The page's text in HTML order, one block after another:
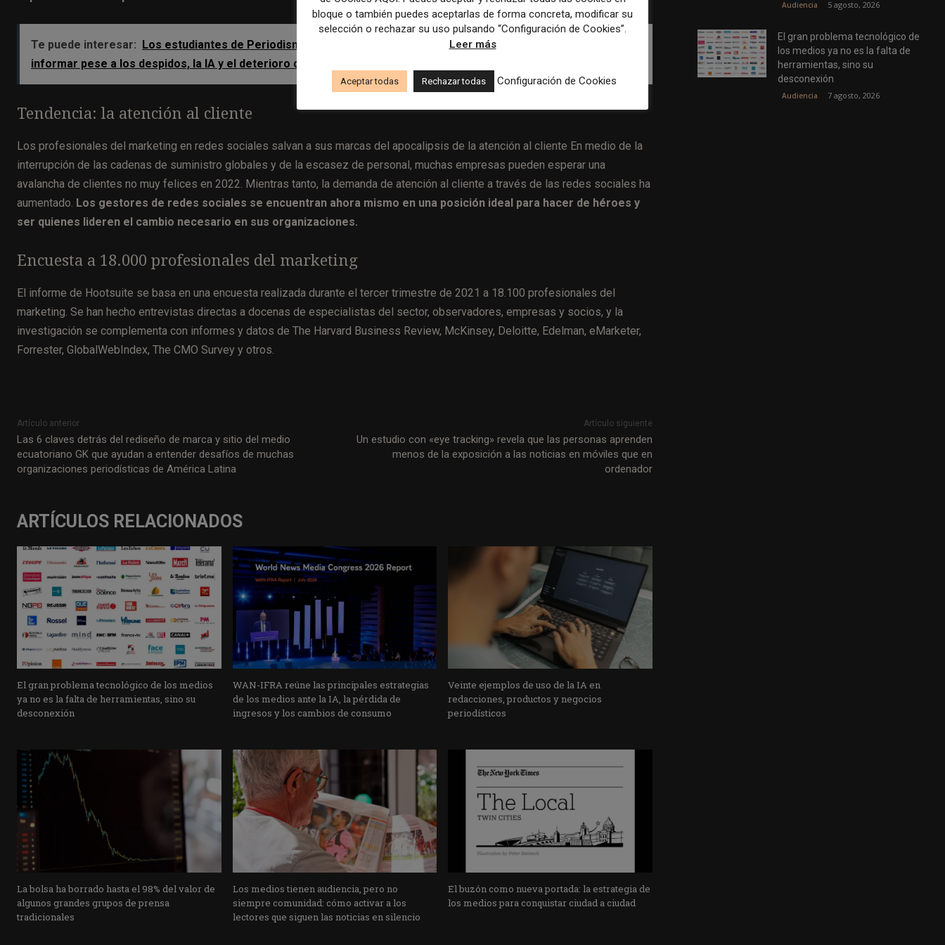
Te puede interesar: Los estudiantes de Periodismo desafían la crisis del sector y mantienen su apuesta por
informar pese a los despidos, la IA y el deterioro de los medios
Tendencia: la atención al cliente
Los profesionales del marketing en redes sociales salvan a sus marcas del apocalipsis de la atención al cliente En medio de la
interrupción de las cadenas de suministro globales y de la escasez de personal, muchas empresas pueden esperar una
avalancha de clientes no muy felices en 2022. Mientras tanto, la demanda de atención al cliente a través de las redes sociales ha
aumentado. Los gestores de redes sociales se encuentran ahora mismo en una posición ideal para hacer de héroes y
ser quienes lideren el cambio necesario en sus organizaciones.
Encuesta a 18.000 profesionales del marketing
El informe de Hootsuite se basa en una encuesta realizada durante el tercer trimestre de 2021 a 18.100 profesionales del
marketing. Se han hecho entrevistas directas a docenas de especialistas del sector, observadores, empresas y socios, y la
investigación se complementa con informes y datos de The Harvard Business Review, McKinsey, Deloitte, Edelman, eMarketer,
Forrester, GlobalWebIndex, The CMO Survey y otros.
Artículo anterior
Las 6 claves detrás del rediseño de marca y sitio del medio
ecuatoriano GK que ayudan a entender desafíos de muchas
organizaciones periodísticas de América Latina
Artículo siguiente
Un estudio con «eye tracking» revela que las personas aprenden
menos de la exposición a las noticias en móviles que en
ordenador
ARTÍCULOS RELACIONADOS
El gran problema tecnológico de los medios
ya no es la falta de herramientas, sino su
desconexión
WAN-IFRA reúne las principales estrategias
de los medios ante la IA, la pérdida de
ingresos y los cambios de consumo
Veinte ejemplos de uso de la IA en
redacciones, productos y negocios
periodísticos
La bolsa ha borrado hasta el 98% del valor de
algunos grandes grupos de prensa
tradicionales
Los medios tienen audiencia, pero no
siempre comunidad: cómo activar a los
lectores que siguen las noticias en silencio
El buzón como nueva portada: la estrategia de
los medios para conquistar ciudad a ciudad
Audiencia 5 agosto, 2026
El gran problema tecnológico de
los medios ya no es la falta de
herramientas, sino su
desconexión
Audiencia 7 agosto, 2026
bloque o también puedes aceptarlas de forma concreta, modificar su
selección o rechazar su uso pulsando “Configuración de Cookies”.
Leer más
Aceptar todas Rechazar todas Configuración de Cookies